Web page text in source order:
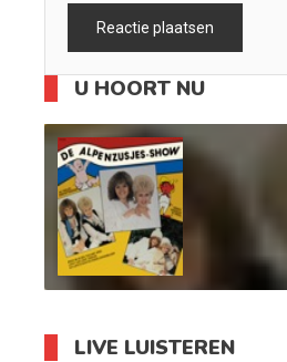
U HOORT NU
LIVE LUISTEREN